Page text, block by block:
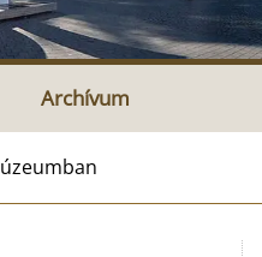
Archívum